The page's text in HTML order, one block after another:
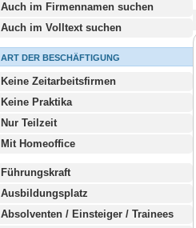
Auch im Firmennamen suchen
Auch im Volltext suchen
ART DER BESCHÄFTIGUNG
Keine Zeitarbeitsfirmen
Keine Praktika
Nur Teilzeit
Mit Homeoffice
Führungskraft
Ausbildungsplatz
Absolventen / Einsteiger / Trainees